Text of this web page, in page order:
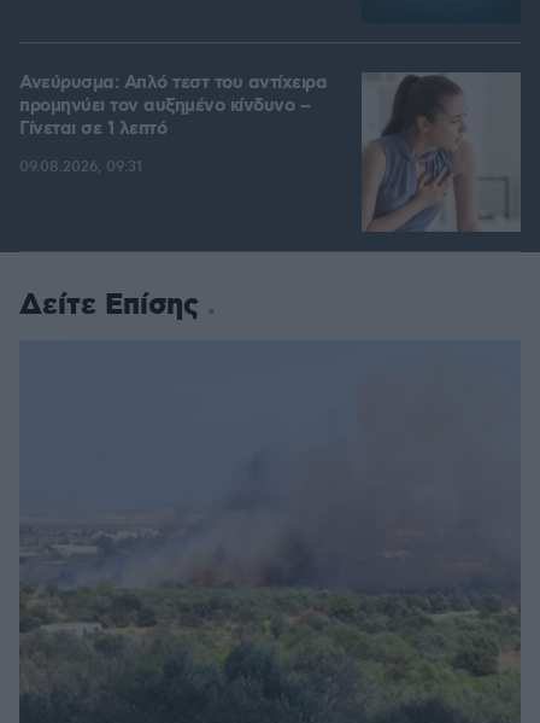
Ανεύρυσμα: Απλό τεστ του αντίχειρα
προμηνύει τον αυξημένο κίνδυνο –
Γίνεται σε 1 λεπτό
09.08.2026, 09:31
Δείτε Επίσης